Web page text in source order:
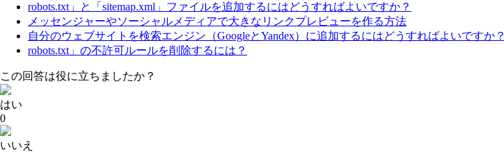
robots.txt」と「sitemap.xml」ファイルを追加するにはどうすればよいですか？
メッセンジャーやソーシャルメディアで大きなリンクプレビューを作る方法
自分のウェブサイトを検索エンジン（GoogleとYandex）に追加するにはどうすればよいですか？
robots.txt」の不許可ルールを削除するには？
この回答は役に立ちましたか？
はい
0
いいえ